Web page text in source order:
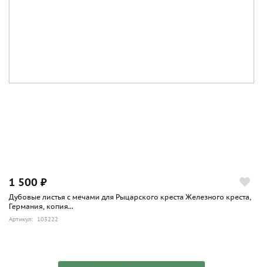
1 500 ₽
Дубовые листья с мечами для Рыцарского креста Железного креста,
Германия, копия...
Артикул: 103222